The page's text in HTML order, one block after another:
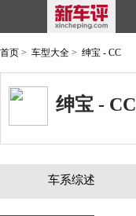
首页 > 车型大全 > 绅宝 - CC
绅宝 - CC
车系综述